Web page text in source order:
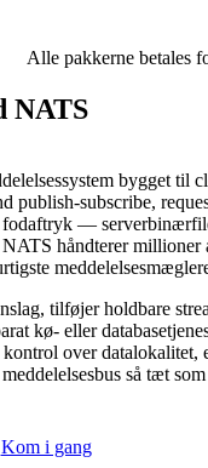
Alle pakkerne betales
NATS
bygget til
publish-subscribe,
fodaftryk —
håndterer millioner
tilføjer holdbare
kø- eller
over datalokalitet,
så tæt
Kom i gang